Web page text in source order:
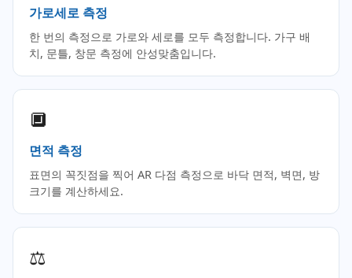
가로세로 측정
한 번의 측정으로 가로와 세로를 모두 측정합니다. 가구 배
치, 문틀, 창문 측정에 안성맞춤입니다.
🔲
면적 측정
표면의 꼭짓점을 찍어 AR 다점 측정으로 바닥 면적, 벽면, 방
크기를 계산하세요.
⚖️